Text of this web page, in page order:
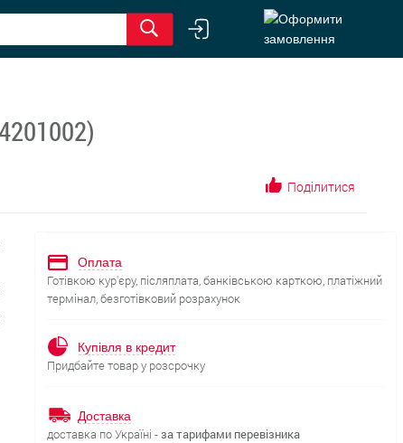
Поділитися
Оплата
Готівкою кур'єру, післяплата, банківською карткою, платіжний
термінал, безготівковий розрахунок
Купівля в кредит
Придбайте товар у розсрочку
Доставка
доставка по Україні -за тарифами перевізника